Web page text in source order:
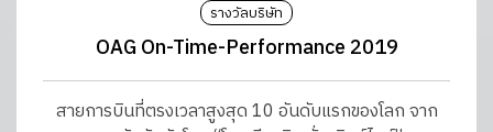
รางวัลบริษัท
OAG On-Time-Performance 2019
สายการบินที่ตรงเวลาสูงสุด 10 อันดับแรกของโลก จาก